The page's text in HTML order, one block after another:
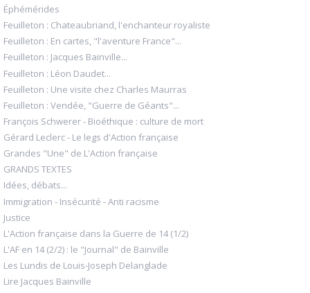
Éphémérides
Feuilleton : Chateaubriand, l'enchanteur royaliste
Feuilleton : En cartes, "l'aventure France"...
Feuilleton : Jacques Bainville...
Feuilleton : Léon Daudet...
Feuilleton : Une visite chez Charles Maurras
Feuilleton : Vendée, "Guerre de Géants"...
François Schwerer - Bioéthique : culture de mort
Gérard Leclerc - Le legs d'Action française
Grandes "Une" de L'Action française
GRANDS TEXTES
Idées, débats...
Immigration - Insécurité - Anti racisme
Justice
L'Action française dans la Guerre de 14 (1/2)
L'AF en 14 (2/2) : le "Journal" de Bainville
Les Lundis de Louis-Joseph Delanglade
Lire Jacques Bainville